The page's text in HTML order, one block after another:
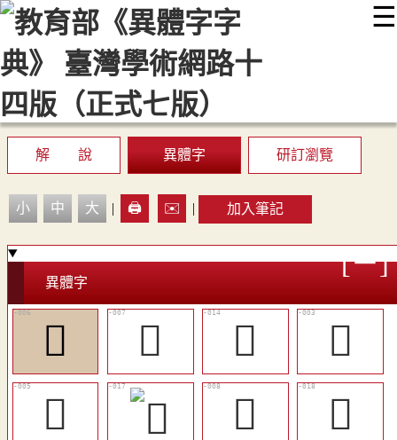
☰
::: 最新消息 常見問題 編輯說明
顯示模式
網站導覽
解 說 異體字 研訂瀏覽
小 中 大 | 🖨️ ✉️ | 加入筆記
異體字
󳝞 󳝟 󳝣
𡒒
󱖼
𤋩
󳝧